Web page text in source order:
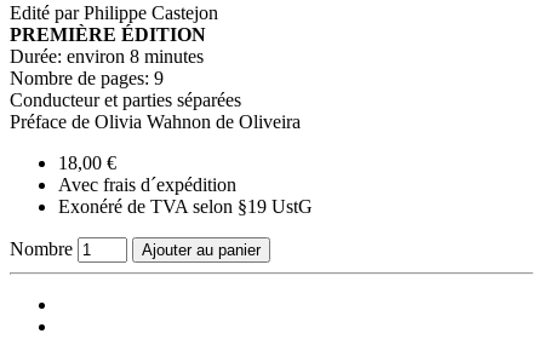
Edité par Philippe Castejon
PREMIÈRE ÉDITION
Durée: environ 8 minutes
Nombre de pages: 9
Conducteur et parties séparées
Préface de Olivia Wahnon de Oliveira
18,00 €
Avec frais d´expédition
Exonéré de TVA selon §19 UstG
Nombre Ajouter au panier